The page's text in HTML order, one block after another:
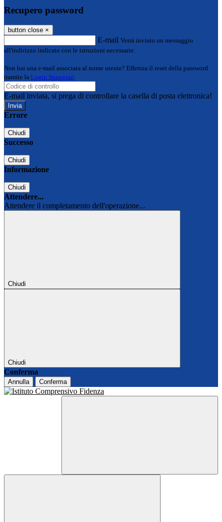
Recupero password
button close ×
E-mail Verrà inviato un messaggio
all'indirizzo indicato con le istruzioni necessarie.
Non hai una e-mail associata al nome utente? Effettua il reset della password
tramite la Login Spaggiari
E-mail inviata, si prega di controllare la casella di posta elettronica!
Errore
Chiudi
Successo
Chiudi
Informazione
Chiudi
Attendere...
Attendere il completamento dell'operazione...
Chiudi
Chiudi
Conferma
Annulla Conferma